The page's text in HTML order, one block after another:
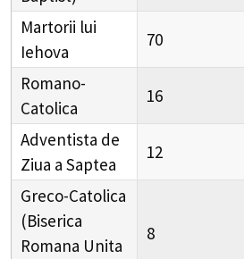
Martorii lui
Iehova
70
Romano-
Catolica
16
Adventista de
Ziua a Saptea
12
Greco-Catolica
(Biserica
Romana Unita
8